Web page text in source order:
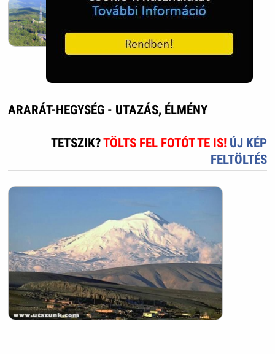
Kékestető település
2022. Nov. 01.
ARARÁT-HEGYSÉG - UTAZÁS, ÉLMÉNY
TETSZIK?TÖLTS FEL FOTÓT TE IS! ÚJ KÉP
FELTÖLTÉS